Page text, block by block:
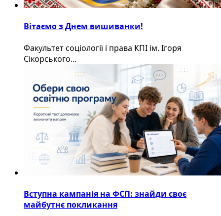
Вітаємо з Днем вишиванки!
Факультет соціології і права КПІ ім. Ігоря
Сікорського...
Вступна кампанія на ФСП: знайди своє
майбутнє покликання